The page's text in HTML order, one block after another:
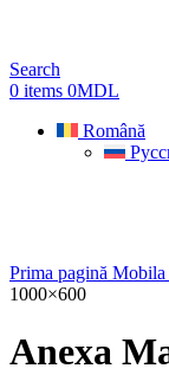
Search
0 items 0MDL
Română
Prima pagină Mobila
1000×600
Anexa